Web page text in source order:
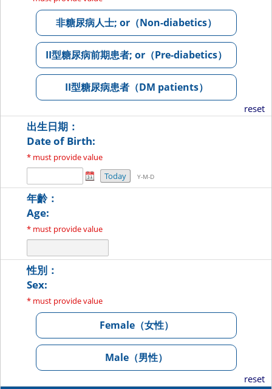
非糖尿病人士; or（Non-diabetics）
II型糖尿病前期患者; or（Pre-diabetics）
II型糖尿病患者（DM patients）
reset
出生日期：
Date of Birth:
* must provide value
Today
Y-M-D
年齡：
Age:
* must provide value
性別：
Sex:
* must provide value
Female（女性）
Male（男性）
reset